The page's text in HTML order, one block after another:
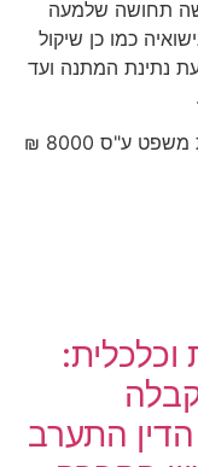
תחושה שלמעה
כמו כן שיקול
נתינת המתנה ועד
מעבר לדחיית התביעה הטילה גיא הוצאות משפט ע"ס 8000 ₪
התערב